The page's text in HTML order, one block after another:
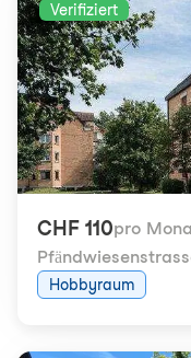
Verifiziert
CHF 110pro
Hobbyraum